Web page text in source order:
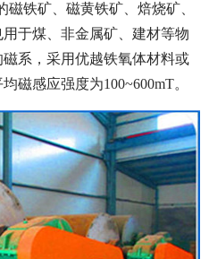
磁铁矿、磁黄铁矿、焙烧矿、
于煤、非金属矿、建材等物
系，采用优越铁氧体材料或
磁感应强度为100~600mT。